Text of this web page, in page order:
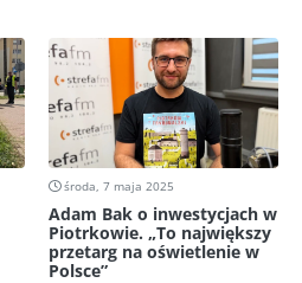
środa, 7 maja 2025
Adam Bak o inwestycjach w
Piotrkowie. „To największy
przetarg na oświetlenie w
Polsce”